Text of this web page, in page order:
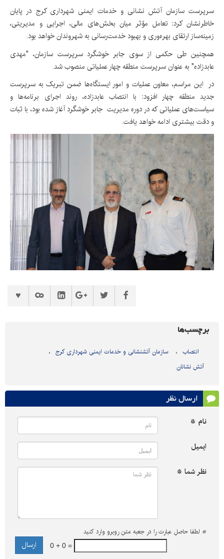
سرپرست سازمان آتش نشانی و خدمات ایمنی شهرداری کرج در پایان
خاطرنشان کرد: تعامل مؤثر میان بخش‌های مالی، اجرایی و مدیریتی،
زمینه‌ساز ارتقای بهره‌وری و بهبود خدمت‌رسانی به شهروندان خواهد بود.
همچنین طی حکمی از سوی جابر خوشگرد سرپرست سازمان، "مهدی
عابدزاده" به عنوان سرپرست منطقه چهار عملیاتی منصوب شد.
در این مراسم، معاون عملیات و امور ایستگاه‌ها ضمن تبریک به سرپرست
جدید منطقه چهار افزود: با انتصاب عابدزاده، روند اجرای برنامه‌ها و
سیاست‌های عملیاتی که در دوره مدیریت جابر خوشگرد آغاز شده بود، با ثبات
و دقت بیشتری ادامه خواهد یافت.
برچسب‌ها
انتصاب
سازمان آتشنشانی و خدمات ایمنی شهرداری کرج
آتش نشانان
ارسال نظر
نام *
ایمیل
نظر شما *
* لطفا حاصل عبارت را در جعبه متن روبرو وارد کنید
0 + 0 =